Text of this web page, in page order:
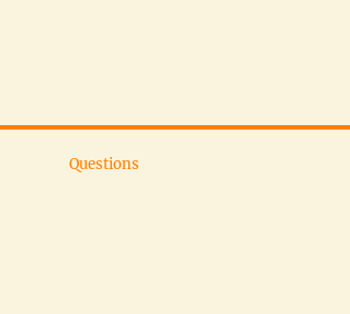
Questions